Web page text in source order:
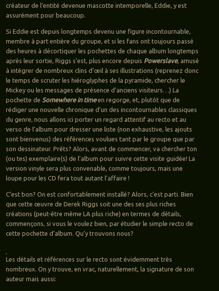
créateur de l’entité devenue mascotte intemporelle, Eddie, y est
assurément pour beaucoup.
Si Eddie est depuis longtemps devenu une figure incontournable,
membre à part entière du groupe, et si les fans ont toujours passé
des heures à décortiquer les pochettes de chaque album longtemps
après leur sortie, Riggs s’est, plus encore depuis Powerslave, amusé
à intégrer de nombreux clins d’œil à ses illustrations (reprenez donc
le temps de scruter les hiéroglyphes de la pyramide, chercher le
Mickey ou les messages de présence d’anciens visiteurs…) La
pochette de Somewhere in timeen regorge, et, plutôt que de
rédiger une nouvelle chronique d’un des incontournables classiques
du genre, nous allons ici porter un regard attentif au recto et au
verso de l’album pour dresser une liste (non exhaustive, les ajouts
sont bienvenus) des références voulues tant par le groupe que par
son dessinateur. Prêts? Alors, avant de commencer, va chercher ton
(ou tes) exemplaire(s) de l’album pour suivre cette visite guidée! La
version vinyle sera plus convenable, comme toujours, mais une
loupe pour les CD fera tout autant l’affaire !
C’est bon? On est confortablement installé? Alors, c’est parti. Bien
que cette œuvre de Derek Riggs soit une des ses plus riches
créations (peut-être même LA plus riche) en termes de détails,
commençons, si vous le voulez bien, par étudier le simple recto de
cette pochette d’album. Qu’y trouvons nous?
Les détails et références sur le recto sont évidemment très
nombreux. On y trouve, en vrac, naturellement, la signature de son
auteur mais aussi: